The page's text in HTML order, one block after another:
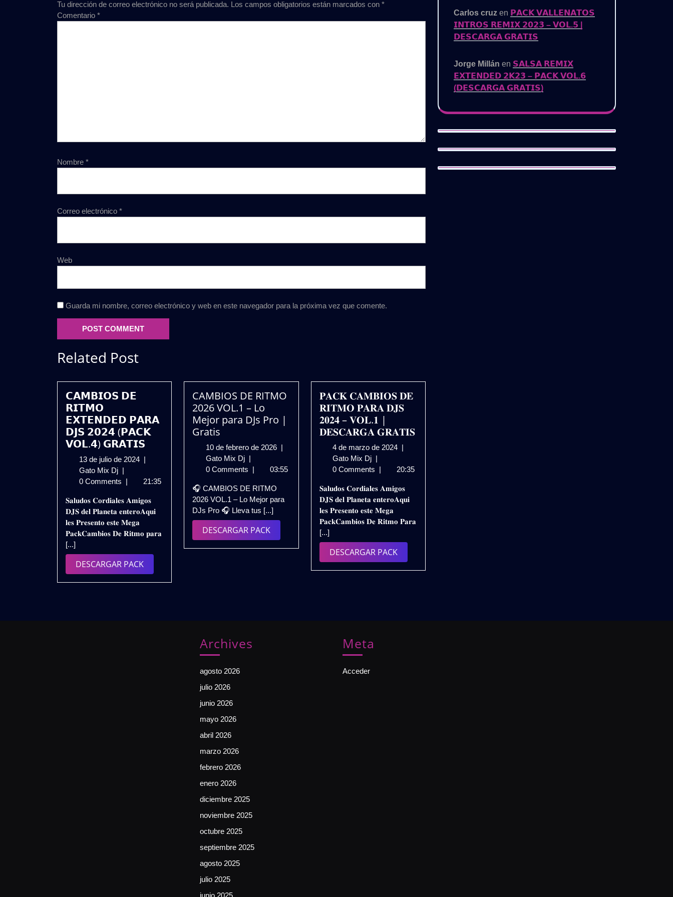
Tu dirección de correo electrónico no será publicada. Los campos obligatorios están marcados con *
Comentario *
Nombre *
Correo electrónico *
Web
Guarda mi nombre, correo electrónico y web en este navegador para la próxima vez que comente.
Related Post
𝗖𝗔𝗠𝗕𝗜𝗢𝗦 𝗗𝗘
𝗥𝗜𝗧𝗠𝗢
𝗘𝗫𝗧𝗘𝗡𝗗𝗘𝗗 𝗣𝗔𝗥𝗔
𝗗𝗝𝗦 𝟮𝟬𝟮𝟰 (𝗣𝗔𝗖𝗞
𝗩𝗢𝗟.𝟰) 𝗚𝗥𝗔𝗧𝗜𝗦
13 de julio de 2024 13
julio
2024
|
Gato Mix Dj 𝗖𝗔𝗠𝗕𝗜𝗢𝗦
𝗗𝗘
𝗘𝗫𝗧𝗘𝗡𝗗𝗘𝗗
𝗣𝗔𝗥𝗔
𝗗𝗝𝗦
𝟮𝟬𝟮𝟰
𝗚𝗥𝗔𝗧𝗜𝗦
|
0 Comments | 21:35
𝐒𝐚𝐥𝐮𝐝𝐨𝐬 𝐂𝐨𝐫𝐝𝐢𝐚𝐥𝐞𝐬 𝐀𝐦𝐢𝐠𝐨𝐬
𝐃𝐉𝐒 𝐝𝐞𝐥 𝐏𝐥𝐚𝐧𝐞𝐭𝐚 𝐞𝐧𝐭𝐞𝐫𝐨𝐀𝐪𝐮𝐢
𝐥𝐞𝐬 𝐏𝐫𝐞𝐬𝐞𝐧𝐭𝐨 𝐞𝐬𝐭𝐞 𝐌𝐞𝐠𝐚
𝐏𝐚𝐜𝐤𝐂𝐚𝐦𝐛𝐢𝐨𝐬 𝐃𝐞 𝐑𝐢𝐭𝐦𝐨 𝐩𝐚𝐫𝐚
[...]
DESCARGAR PACKDESCARGAR
PACK
CAMBIOS DE RITMO
2026 VOL.1 – Lo
Mejor para DJs Pro |
Gratis
10 de febrero de 2026 10
febrero
|
Gato Mix Dj CAMBIOS
DE
2026
VOL.1
–
Mejor
|
0 Comments | 03:55
🎧 CAMBIOS DE RITMO
2026 VOL.1 – Lo Mejor para
DJs Pro 🎧 Lleva tus [...]
DESCARGAR PACKDESCARGAR
PACK
𝐏𝐀𝐂𝐊 𝐂𝐀𝐌𝐁𝐈𝐎𝐒 𝐃𝐄
𝐑𝐈𝐓𝐌𝐎 𝐏𝐀𝐑𝐀 𝐃𝐉𝐒
𝟐𝟎𝟐𝟒 – 𝐕𝐎𝐋.𝟏 |
𝐃𝐄𝐒𝐂𝐀𝐑𝐆𝐀 𝐆𝐑𝐀𝐓𝐈𝐒
4 de marzo de 2024 4
marzo
2024
|
Gato Mix Dj 𝐏𝐀𝐂𝐊
𝐂𝐀𝐌𝐁𝐈𝐎𝐒
𝐑𝐈𝐓𝐌𝐎
𝐏𝐀𝐑𝐀
𝐃𝐉𝐒
𝟐𝟎𝟐𝟒
|
|
0 Comments | 20:35
𝐒𝐚𝐥𝐮𝐝𝐨𝐬 𝐂𝐨𝐫𝐝𝐢𝐚𝐥𝐞𝐬 𝐀𝐦𝐢𝐠𝐨𝐬
𝐃𝐉𝐒 𝐝𝐞𝐥 𝐏𝐥𝐚𝐧𝐞𝐭𝐚 𝐞𝐧𝐭𝐞𝐫𝐨𝐀𝐪𝐮𝐢
𝐥𝐞𝐬 𝐏𝐫𝐞𝐬𝐞𝐧𝐭𝐨 𝐞𝐬𝐭𝐞 𝐌𝐞𝐠𝐚
𝐏𝐚𝐜𝐤𝐂𝐚𝐦𝐛𝐢𝐨𝐬 𝐃𝐞 𝐑𝐢𝐭𝐦𝐨 𝐏𝐚𝐫𝐚
[...]
DESCARGAR PACKDESCARGAR
PACK
Carlos cruz en 𝗣𝗔𝗖𝗞 𝗩𝗔𝗟𝗟𝗘𝗡𝗔𝗧𝗢𝗦
𝗜𝗡𝗧𝗥𝗢𝗦 𝗥𝗘𝗠𝗜𝗫 𝟮𝟬𝟮𝟯 – 𝗩𝗢𝗟.𝟱 |
𝗗𝗘𝗦𝗖𝗔𝗥𝗚𝗔 𝗚𝗥𝗔𝗧𝗜𝗦
Jorge Millán en 𝗦𝗔𝗟𝗦𝗔 𝗥𝗘𝗠𝗜𝗫
𝗘𝗫𝗧𝗘𝗡𝗗𝗘𝗗 𝟮𝗞𝟮𝟯 – 𝗣𝗔𝗖𝗞 𝗩𝗢𝗟.𝟲
(𝗗𝗘𝗦𝗖𝗔𝗥𝗚𝗔 𝗚𝗥𝗔𝗧𝗜𝗦)
Archives
agosto 2026
julio 2026
junio 2026
mayo 2026
abril 2026
marzo 2026
febrero 2026
enero 2026
diciembre 2025
noviembre 2025
octubre 2025
septiembre 2025
agosto 2025
julio 2025
Meta
Acceder